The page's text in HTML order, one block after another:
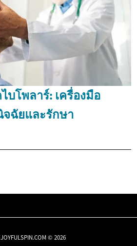
บโพลาร์: เครื่องมือ
ฉัยและรักษา
© 2026